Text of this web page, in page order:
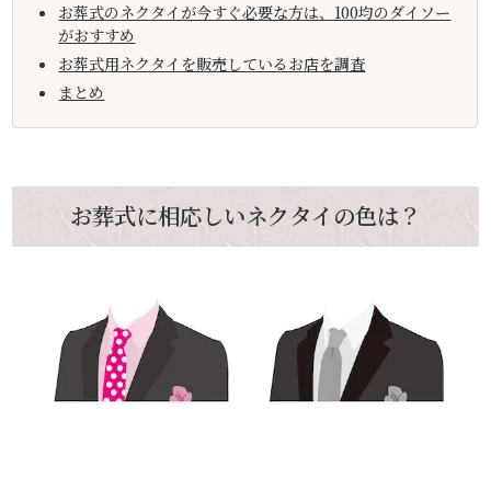
お葬式のネクタイが今すぐ必要な方は、100均のダイソー
がおすすめ
お葬式用ネクタイを販売しているお店を調査
まとめ
お葬式に相応しいネクタイの色は？